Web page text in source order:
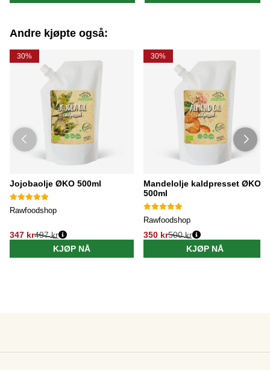
Andre kjøpte også:
30%
Jojobaolje ØKO 500ml
Rawfoodshop
347 kr497 kr
KJØP NÅ
30%
Mandelolje kaldpresset ØKO
500ml
Rawfoodshop
350 kr500 kr
KJØP NÅ